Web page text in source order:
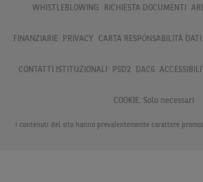
WHISTLEBLOWING RICHIESTA DOCUMENTI
FINANZIARIE PRIVACY CARTA RESPONSABILITÀ DATI
CONTATTI ISTITUZIONALI PSD2 DAC6
COOKIE: Solo necessari
I contenuti del sito hanno prevalentemente carattere